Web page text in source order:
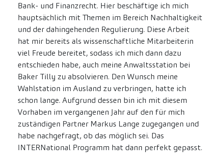
Bank- und Finanzrecht. Hier beschäftige ich mich
hauptsächlich mit Themen im Bereich Nachhaltigkeit
und der dahingehenden Regulierung. Diese Arbeit
hat mir bereits als wissenschaftliche Mitarbeiterin
viel Freude bereitet, sodass ich mich dann dazu
entschieden habe, auch meine Anwaltsstation bei
Baker Tilly zu absolvieren. Den Wunsch meine
Wahlstation im Ausland zu verbringen, hatte ich
schon lange. Aufgrund dessen bin ich mit diesem
Vorhaben im vergangenen Jahr auf den für mich
zuständigen Partner Markus Lange zugegangen und
habe nachgefragt, ob das möglich sei. Das
INTERNational Programm hat dann perfekt gepasst.